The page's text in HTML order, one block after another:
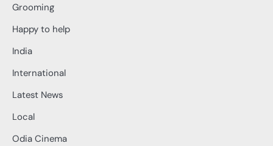
Grooming
Happy to help
India
International
Latest News
Local
Odia Cinema